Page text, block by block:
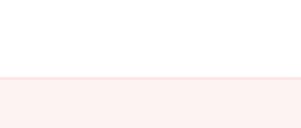
ショップブログ